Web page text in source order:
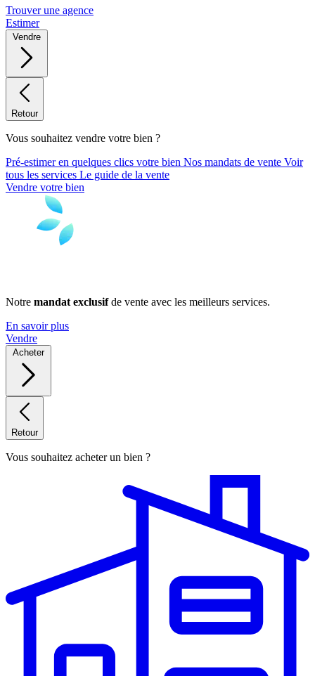
Trouver une agence
Estimer
Vendre
Retour
Vous souhaitez vendre votre bien ?
Pré-estimer en quelques clics votre bien Nos mandats de vente Voir
tous les services Le guide de la vente
Vendre votre bien
Notre mandat exclusifde vente avec les meilleurs services.
En savoir plus
Vendre
Acheter
Retour
Vous souhaitez acheter un bien ?